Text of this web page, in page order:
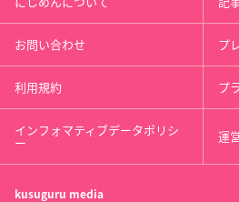
お問い合わせ プ
利用規約 プ
インフォマティブデータポリシ
ー 運
kusuguru media